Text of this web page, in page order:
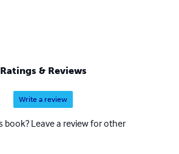
Ratings & Reviews
Write a review
book? Leave a review for other